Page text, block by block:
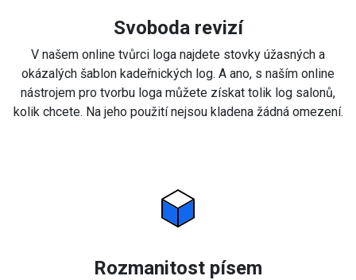
Svoboda revizí
V našem online tvůrci loga najdete stovky úžasných a
okázalých šablon kadeřnických log. A ano, s naším online
nástrojem pro tvorbu loga můžete získat tolik log salonů,
kolik chcete. Na jeho použití nejsou kladena žádná omezení.
Rozmanitost písem